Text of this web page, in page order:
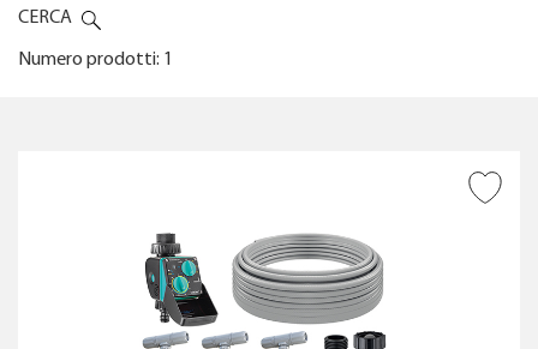
CERCA
Numero prodotti: 1
Nome (Z-A)
PULISCI I FILTRI